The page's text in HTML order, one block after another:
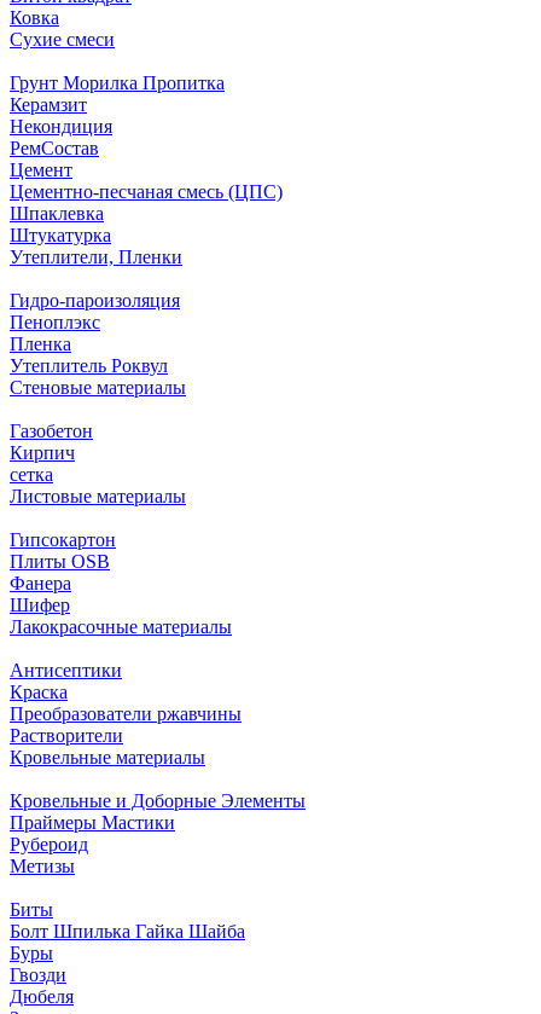
Ковка
Сухие смеси
Грунт Морилка Пропитка
Керамзит
Некондиция
РемСостав
Цемент
Цементно-песчаная смесь (ЦПС)
Шпаклевка
Штукатурка
Утеплители, Пленки
Гидро-пароизоляция
Пеноплэкс
Пленка
Утеплитель Роквул
Стеновые материалы
Газобетон
Кирпич
сетка
Листовые материалы
Гипсокартон
Плиты ОSB
Фанера
Шифер
Лакокрасочные материалы
Антисептики
Краска
Преобразователи ржавчины
Растворители
Кровельные материалы
Кровельные и Доборные Элементы
Праймеры Мастики
Рубероид
Метизы
Биты
Болт Шпилька Гайка Шайба
Буры
Гвозди
Дюбеля